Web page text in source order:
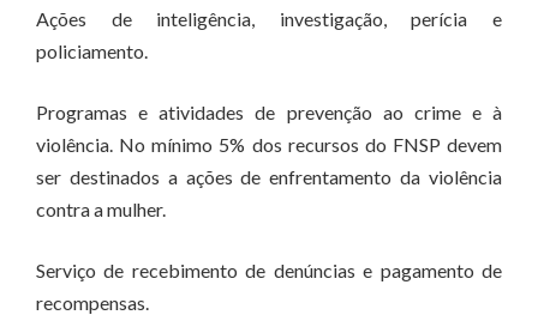
Ações de inteligência, investigação, perícia e
policiamento.
Programas e atividades de prevenção ao crime e à
violência. No mínimo 5% dos recursos do FNSP devem
ser destinados a ações de enfrentamento da violência
contra a mulher.
Serviço de recebimento de denúncias e pagamento de
recompensas.